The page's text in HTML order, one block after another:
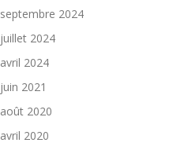
septembre 2024
juillet 2024
avril 2024
juin 2021
août 2020
avril 2020